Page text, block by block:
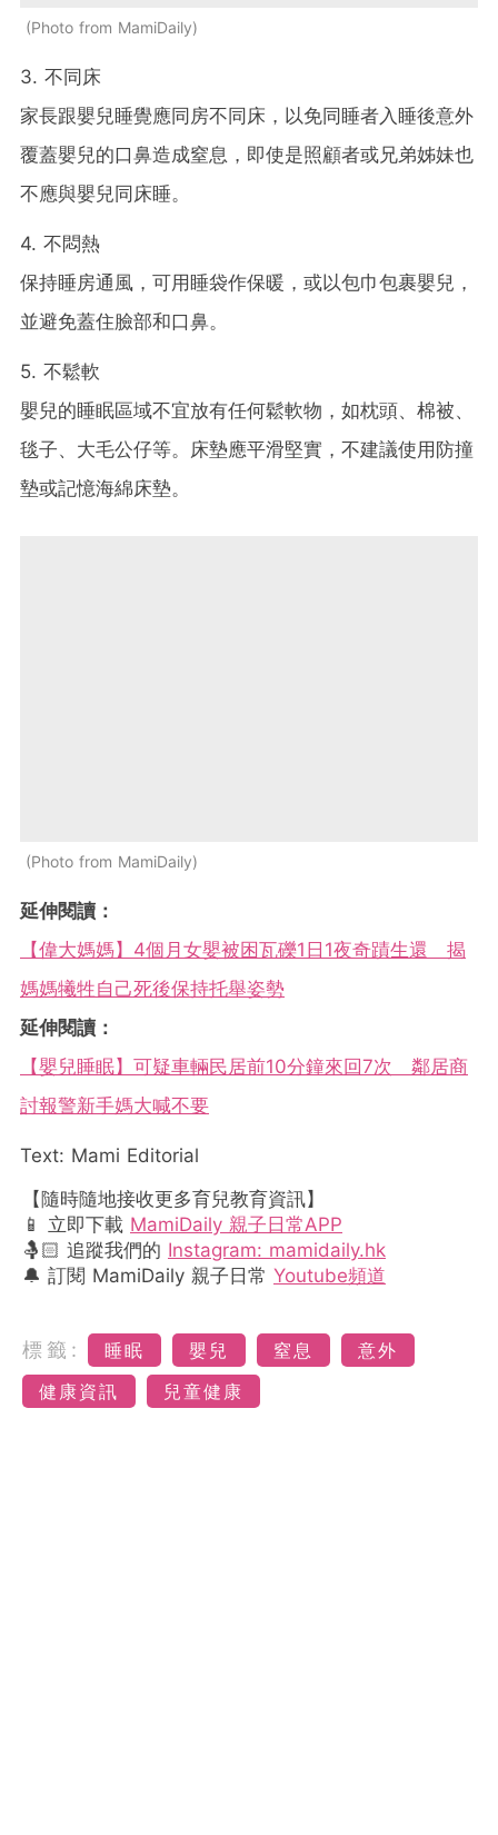
Photo from MamiDaily
3. 不同床
家長跟嬰兒睡覺應同房不同床，以免同睡者入睡後意外
覆蓋嬰兒的口鼻造成窒息，即使是照顧者或兄弟姊妹也
不應與嬰兒同床睡。
4. 不悶熱
保持睡房通風，可用睡袋作保暖，或以包巾包裹嬰兒，
並避免蓋住臉部和口鼻。
5. 不鬆軟
嬰兒的睡眠區域不宜放有任何鬆軟物，如枕頭、棉被、
毯子、大毛公仔等。床墊應平滑堅實，不建議使用防撞
墊或記憶海綿床墊。
Photo from MamiDaily
延伸閱讀：
【偉大媽媽】4個月女嬰被困瓦礫1日1夜奇蹟生還 揭
媽媽犧牲自己死後保持托舉姿勢
延伸閱讀：
【嬰兒睡眠】可疑車輛民居前10分鐘來回7次 鄰居商
討報警新手媽大喊不要
Text: Mami Editorial
【隨時隨地接收更多育兒教育資訊】
📱 立即下載 MamiDaily 親子日常APP
🤱🏻 追蹤我們的 Instagram: mamidaily.hk
🔔 訂閱 MamiDaily 親子日常 Youtube頻道
標籤: 睡眠 嬰兒 窒息
意外
健康資訊
兒童健康